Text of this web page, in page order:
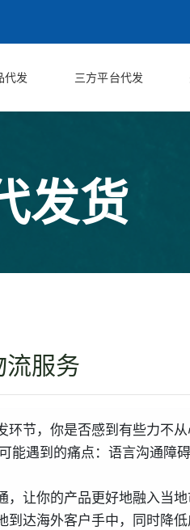
代发 三方平台代发
发货
流服务
节，你是否感到有些力不从
能遇到的痛点：语言沟通
让你的产品更好地融入当地
达海外客户手中，同时降低